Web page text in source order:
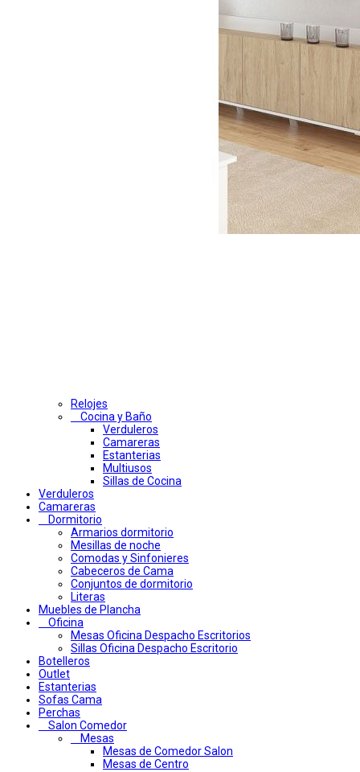
Relojes
Cocina y Baño
Verduleros
Camareras
Estanterias
Multiusos
Sillas de Cocina
Verduleros
Camareras
Dormitorio
Armarios dormitorio
Mesillas de noche
Comodas y Sinfonieres
Cabeceros de Cama
Conjuntos de dormitorio
Literas
Muebles de Plancha
Oficina
Mesas Oficina Despacho Escritorios
Sillas Oficina Despacho Escritorio
Botelleros
Outlet
Estanterias
Sofas Cama
Perchas
Salon Comedor
Mesas
Mesas de Comedor Salon
Mesas de Centro